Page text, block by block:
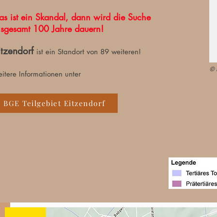
ist ein Skandal, dann wird die Suche
100 Jahre dauern!
ist ein Standort von 89 weiteren!
Informationen unter
BGE Teilgebiet Eitzendorf
©